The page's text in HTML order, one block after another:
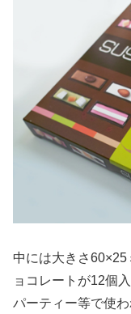
中には大きさ
ョコレートが12個
パーティー等で使